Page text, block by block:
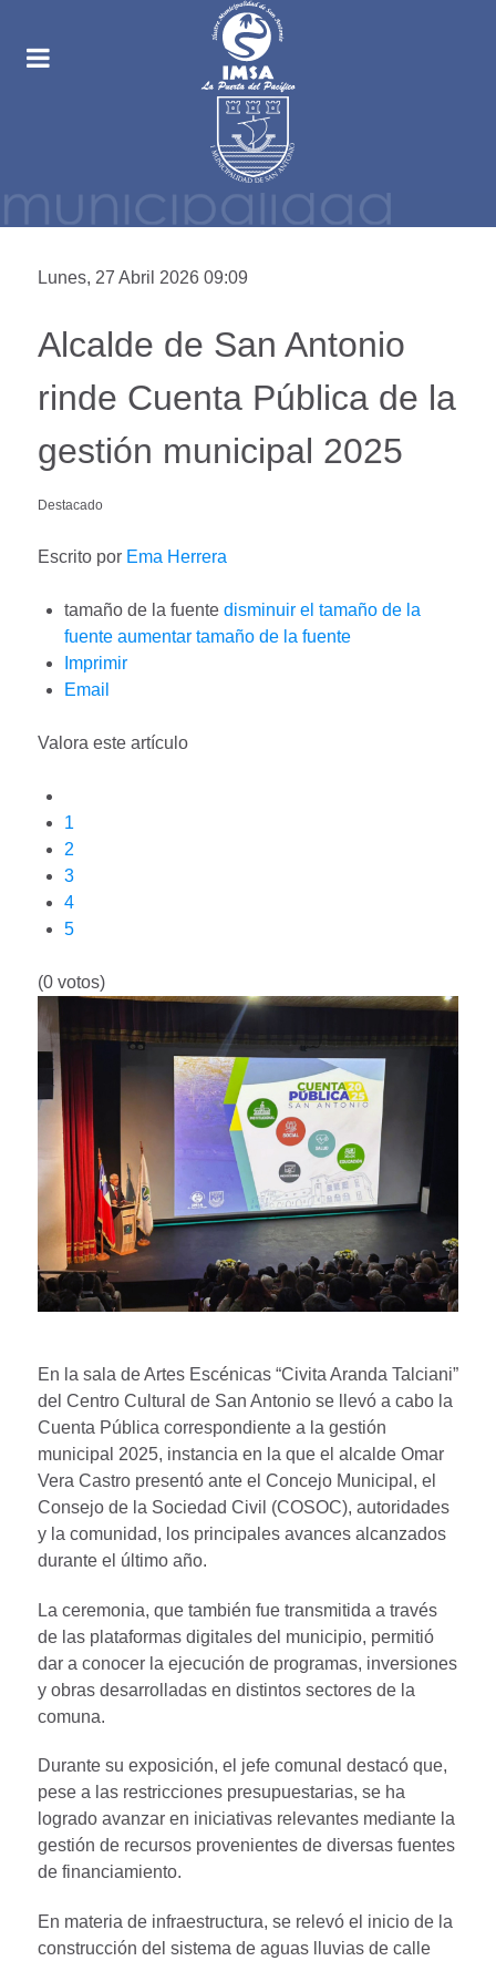
Lunes, 27 Abril 2026 09:09
Alcalde de San Antonio
rinde Cuenta Pública de la
gestión municipal 2025
Destacado
Escrito por Ema Herrera
tamaño de la fuente disminuir el tamaño de la
fuente aumentar tamaño de la fuente
Imprimir
Email
Valora este artículo
1
2
3
4
5
(0 votos)
En la sala de Artes Escénicas “Civita Aranda Talciani”
del Centro Cultural de San Antonio se llevó a cabo la
Cuenta Pública correspondiente a la gestión
municipal 2025, instancia en la que el alcalde Omar
Vera Castro presentó ante el Concejo Municipal, el
Consejo de la Sociedad Civil (COSOC), autoridades
y la comunidad, los principales avances alcanzados
durante el último año.
La ceremonia, que también fue transmitida a través
de las plataformas digitales del municipio, permitió
dar a conocer la ejecución de programas, inversiones
y obras desarrolladas en distintos sectores de la
comuna.
Durante su exposición, el jefe comunal destacó que,
pese a las restricciones presupuestarias, se ha
logrado avanzar en iniciativas relevantes mediante la
gestión de recursos provenientes de diversas fuentes
de financiamiento.
En materia de infraestructura, se relevó el inicio de la
construcción del sistema de aguas lluvias de calle